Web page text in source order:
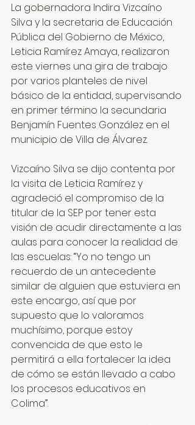
La gobernadora Indira Vizcaíno
Silva y la secretaria de Educación
Pública del Gobierno de México,
Leticia Ramírez Amaya, realizaron
este viernes una gira de trabajo
por varios planteles de nivel
básico de la entidad, supervisando
en primer término la secundaria
Benjamín Fuentes González en el
municipio de Villa de Álvarez.
Vizcaíno Silva se dijo contenta por
la visita de Leticia Ramírez y
agradeció el compromiso de la
titular de la SEP por tener esta
visión de acudir directamente a las
aulas para conocer la realidad de
las escuelas: “Yo no tengo un
recuerdo de un antecedente
similar de alguien que estuviera en
este encargo, así que por
supuesto que lo valoramos
muchísimo, porque estoy
convencida de que esto le
permitirá a ella fortalecer la idea
de cómo se están llevado a cabo
los procesos educativos en
Colima”.